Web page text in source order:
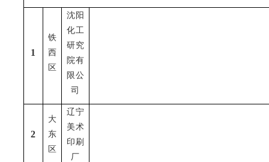
1
铁
西
区
沈阳
化工
研究
院有
限公
司
2
大
东
区
辽宁
美术
印刷
厂